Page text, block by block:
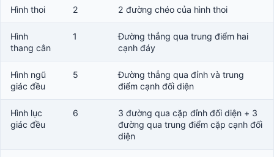
Hình thoi 2 2 đường chéo của hình thoi
Hình
thang cân
1
Đường thẳng qua trung điểm hai
cạnh đáy
Hình ngũ
giác đều
5
Đường thẳng qua đỉnh và trung
điểm cạnh đối diện
Hình lục
giác đều
6
3 đường qua cặp đỉnh đối diện + 3
đường qua trung điểm cặp cạnh đối
diện